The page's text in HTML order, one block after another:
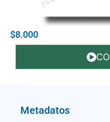
$8.000
Metadatos